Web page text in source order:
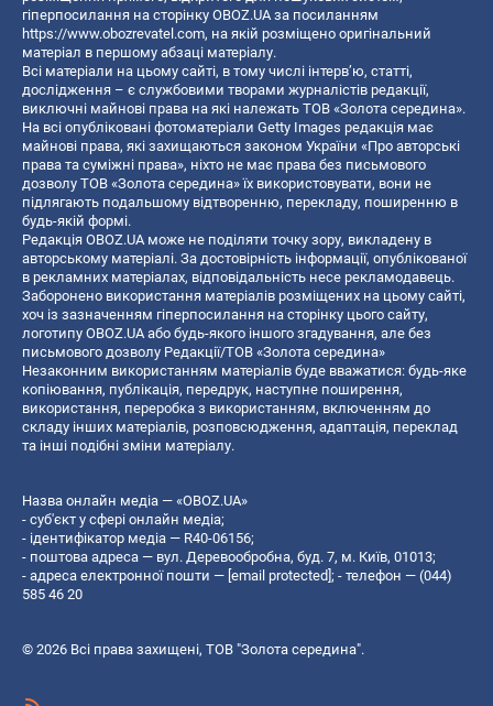
гіперпосилання на сторінку OBOZ.UA за посиланням
https://www.obozrevatel.com, на якій розміщено оригінальний
матеріал в першому абзаці матеріалу.
Всі матеріали на цьому сайті, в тому числі інтерв’ю, статті,
дослідження – є службовими творами журналістів редакції,
виключні майнові права на які належать ТОВ «Золота середина».
На всі опубліковані фотоматеріали Getty Images редакція має
майнові права, які захищаються законом України «Про авторські
права та суміжні права», ніхто не має права без письмового
дозволу ТОВ «Золота середина» їх використовувати, вони не
підлягають подальшому відтворенню, перекладу, поширенню в
будь-якій формі.
Редакція OBOZ.UA може не поділяти точку зору, викладену в
авторському матеріалі. За достовірність інформації, опублікованої
в рекламних матеріалах, відповідальність несе рекламодавець.
Заборонено використання матеріалів розміщених на цьому сайті,
хоч із зазначенням гіперпосилання на сторінку цього сайту,
логотипу OBOZ.UA або будь-якого іншого згадування, але без
письмового дозволу Редакції/ТОВ «Золота середина»
Незаконним використанням матеріалів буде вважатися: будь-яке
копiювання, публiкацiя, передрук, наступне поширення,
використання, переробка з використанням, включенням до
складу інших матеріалів, розповсюдження, адаптація, переклад
та інші подібні зміни матеріалу.
Назва онлайн медіа — «OBOZ.UA»
- суб'єкт у сфері онлайн медіа;
- ідентифікатор медіа — R40-06156;
- поштова адреса — вул. Деревообробна, буд. 7, м. Київ, 01013;
- адреса електронної пошти — [email protected] ; - телефон — (044)
585 46 20
© 2026 Всі права захищені, ТОВ "Золота середина".